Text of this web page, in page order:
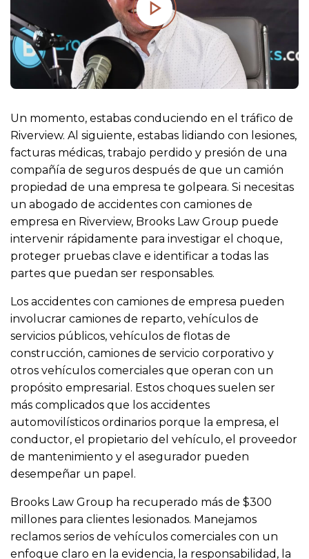
Un momento, estabas conduciendo en el tráfico de
Riverview. Al siguiente, estabas lidiando con lesiones,
facturas médicas, trabajo perdido y presión de una
compañía de seguros después de que un camión
propiedad de una empresa te golpeara. Si necesitas
un abogado de accidentes con camiones de
empresa en Riverview, Brooks Law Group puede
intervenir rápidamente para investigar el choque,
proteger pruebas clave e identificar a todas las
partes que puedan ser responsables.
Los accidentes con camiones de empresa pueden
involucrar camiones de reparto, vehículos de
servicios públicos, vehículos de flotas de
construcción, camiones de servicio corporativo y
otros vehículos comerciales que operan con un
propósito empresarial. Estos choques suelen ser
más complicados que los accidentes
automovilísticos ordinarios porque la empresa, el
conductor, el propietario del vehículo, el proveedor
de mantenimiento y el asegurador pueden
desempeñar un papel.
Brooks Law Group ha recuperado más de $300
millones para clientes lesionados. Manejamos
reclamos serios de vehículos comerciales con un
enfoque claro en la evidencia, la responsabilidad, la